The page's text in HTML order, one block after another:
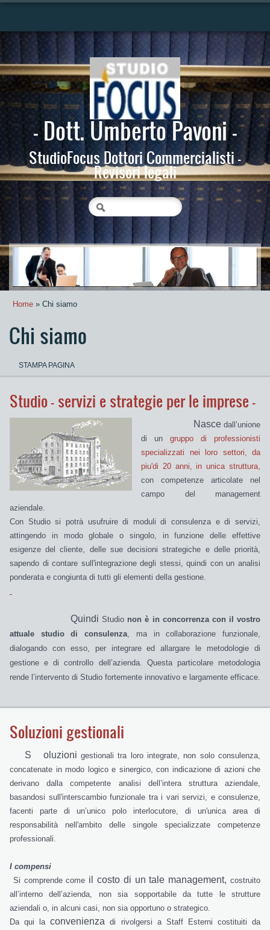
- Dott. Umberto Pavoni -
StudioFocus Dottori Commercialisti -
Revisori legali
Home » Chi siamo
Chi siamo
STAMPA PAGINA
Studio - servizi e strategie per le imprese -
Nascedall’unione
di un gruppo di professionisti
specializzati nei loro settori, da
piu'di 20 anni, in unica struttura,
con competenze articolate nel
campo del management
aziendale.
Con Studio si potrà usufruire di moduli di consulenza e di servizi,
attingendo in modo globale o singolo, in funzione delle effettive
esigenze del cliente, delle sue decisioni strategiche e delle priorità,
sapendo di contare sull'integrazione degli stessi, quindi con un analisi
ponderata e congiunta di tutti gli elementi della gestione.
Quindi Studio non è in concorrenza con il vostro
attuale studio di consulenza , ma in collaborazione funzionale,
dialogando con esso, per integrare ed allargare le metodologie di
gestione e di controllo dell’azienda. Questa particolare metodologia
rende l’intervento di Studio fortemente innovativo e largamente efficace.
Soluzioni gestionali
S oluzioni gestionali tra loro integrate, non solo consulenza,
concatenate in modo logico e sinergico, con indicazione di azioni che
derivano dalla competente analisi dell’intera struttura aziendale,
basandosi sull'interscambio funzionale tra i vari servizi, e consulenze,
facenti parte di un’unico polo interlocutore, di un'unica area di
responsabilità nell'ambito delle singole specializzate competenze
professionali.
I compensi
Si comprende come il costo di un tale management, costruito
all’interno dell’azienda, non sia sopportabile da tutte le strutture
aziendali o, in alcuni casi, non sia opportuno o strategico.
Da qui laconvenienza di rivolgersi a Staff Esterni costituiti da